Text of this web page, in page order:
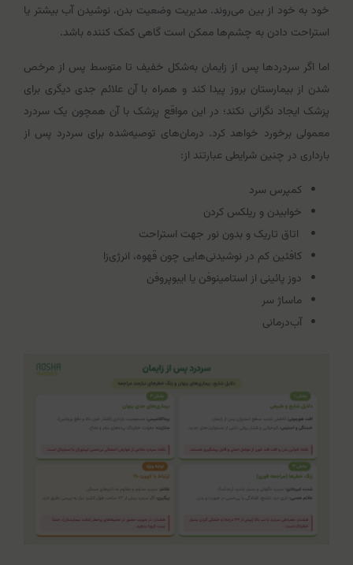
خود به خود از بین می‌روند. مدیریت وضعیت بدن، نوشیدن آب بیشتر یا
استراحت دادن به چشم‌ها ممکن است گاهی کمک کننده باشد.
اما اگر سردردها پس از زایمان به‌شکل خفیف تا متوسط پس از مرخص
شدن از بیمارستان بروز پیدا کند و همراه با آن علائم جدی دیگری برای
پزشک ایجاد نگرانی نکند؛ در این مواقع پزشک با آن همچون یک سردرد
معمولی برخورد خواهد کرد. درمان‌های توصیه‌شده برای سردرد پس از
بارداری در چنین شرایطی عبارتند از:
کمپرس سرد
خوابیدن و ریلکس کردن
اتاق تاریک و بدون نور جهت استراحت
کافئین کم در نوشیدنی‌هایی چون قهوه، انرژی‌زا
دوز پائینی از استامینوفن یا ایبوپروفن
ماساژ سر
آب‌درمانی